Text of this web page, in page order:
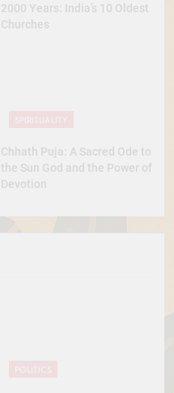
2000 Years: India’s 10 Oldest
Churches
Chhath Puja: A Sacred Ode to
the Sun God and the Power of
Devotion